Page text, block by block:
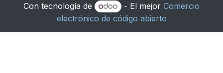
Con tecnología de
- El mejorComercio
electrónico de código abierto